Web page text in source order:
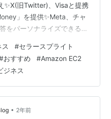
✨X(旧Twitter)、Visaと提携
」を提供✨Meta、チャ
をパーソナライズできるよ
セラースプライト拡
スプライト拡張機能-ご利
るセラースプライト
ックデータを用いた 商品
#セラースプライト
おすすめ #Amazon EC2
ジネス
• 2年前